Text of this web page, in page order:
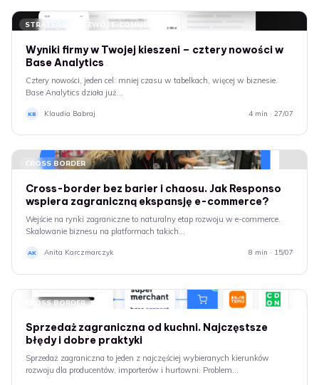
STRATEGIA I ROZWÓJ E-COMMERCE
Wyniki firmy w Twojej kieszeni – cztery nowości w
Base Analytics
Cztery nowości, jeden cel: mniej czasu w tabelkach, więcej w biznesie.
Base Analytics działa już…
KB Klaudia Babraj 4 min · 27/07
CROSS BORDER
Cross-border bez barier i chaosu. Jak Responso
wspiera zagraniczną ekspansję e-commerce?
Wejście na rynki zagraniczne to naturalny etap rozwoju w e-commerce.
Skalowanie biznesu na platformach takich…
AK Anita Karczmarczyk 8 min · 15/07
CROSS BORDER
Sprzedaż zagraniczna od kuchni. Najczęstsze
błędy i dobre praktyki
Sprzedaż zagraniczna to jeden z najczęściej wybieranych kierunków
rozwoju dla producentów, importerów i hurtowni. Problem…